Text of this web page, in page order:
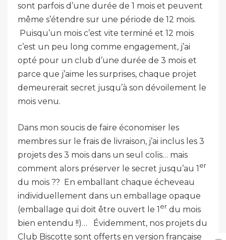
sont parfois d’une durée de 1 mois et peuvent
même s’étendre sur une période de 12 mois.
Puisqu’un mois c’est vite terminé et 12 mois
c’est un peu long comme engagement, j’ai
opté pour un club d’une durée de 3 mois et
parce que j’aime les surprises, chaque projet
demeurerait secret jusqu’à son dévoilement le
mois venu.
Dans mon soucis de faire économiser les
membres sur le frais de livraison, j’ai inclus les 3
projets des 3 mois dans un seul colis… mais
comment alors préserver le secret jusqu’au 1er
du mois ?? En emballant chaque écheveau
individuellement dans un emballage opaque
(emballage qui doit être ouvert le 1er du mois
bien entendu !!)… Évidemment, nos projets du
Club Biscotte sont offerts en version française